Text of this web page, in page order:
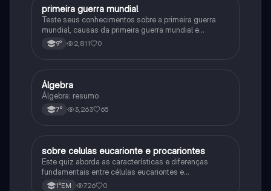
História
primeira guerra mundial
Teste seus conhecimentos sobre a primeira guerra
mundial, causas da primeira guerra mundial e
consequências da Primeira Guerra Mundial, fases da
primeira guerra mundial
9° 2,811 0
Matematica
Álgebra
Álgebra: resumo
7° 3,263 65
Biologia
sobre celulas eucarionte e procariontes
Este quiz aborda as características e diferenças
fundamentais entre células eucariontes e
procariontes.
1°EM 726 0